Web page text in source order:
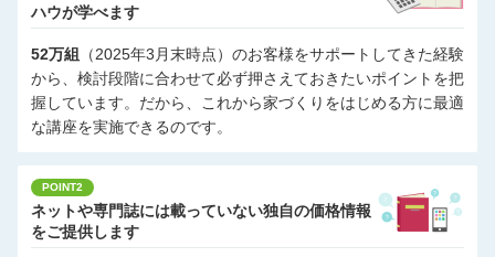
ハウが学べます
52万組
（2025年3月末時点）のお客様をサポートしてきた経験
から、検討段階に合わせて必ず押さえておきたいポイントを把
握しています。だから、これから家づくりをはじめる方に最適
な講座を実施できるのです。
POINT2
ネットや専門誌には載っていない独自の価格情報
をご提供します